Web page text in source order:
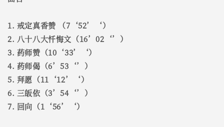
1. 戒定真香赞 （7‘52’‘）
2. 八十八大忏悔文（16’02‘’）
3. 药师赞（10‘33’‘）
4. 药师偈（6’53‘’）
5. 拜愿（11‘12’‘）
6. 三皈依（3’54‘’）
7. 回向（1‘56’‘）